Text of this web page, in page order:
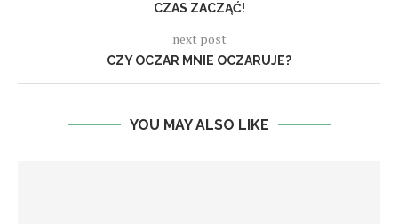
CZAS ZACZĄĆ!
next post
CZY OCZAR MNIE OCZARUJE?
YOU MAY ALSO LIKE